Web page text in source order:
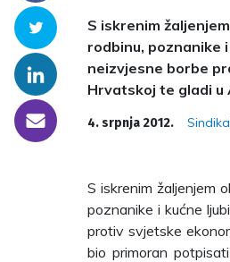
Twitter
Linkedin
S iskrenim
rodbinu, poznanike
neizvjesne borbe
Hrvatskoj te gladi u
4. srpnja 2012.
S iskrenim žaljenjem
poznanike i kućne
protiv svjetske
bio primoran